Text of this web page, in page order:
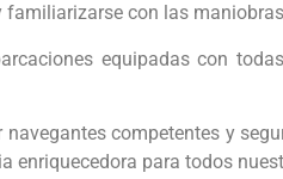
con las
equipadas con
competentes y
enriquecedora para todos